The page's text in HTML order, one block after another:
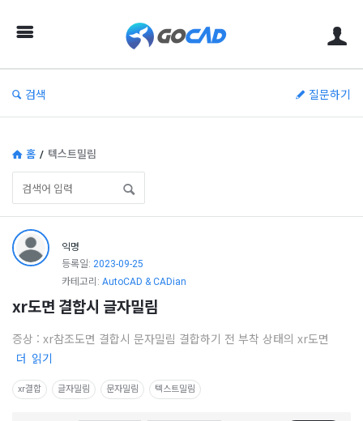
캐
정
보
중
심
검색 질문하기
홈 / 텍스트밀림
고
캐
–
캐
드
(CAD)
익명
등록일: 2023-09-25
카테고리: AutoCAD & CADian
xr도면 결합시 글자밀림
증상 : xr참조도면 결합시 문자밀림 결합하기 전 부착 상태의 xr도면
더 읽기
xr결합 글자밀림 문자밀림 텍스트밀림